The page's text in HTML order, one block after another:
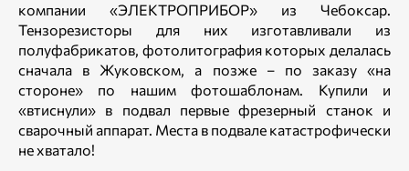
компании «ЭЛЕКТРОПРИБОР» из Чебоксар.
Тензорезисторы для них изготавливали из
полуфабрикатов, фотолитография которых делалась
сначала в Жуковском, а позже – по заказу «на
стороне» по нашим фотошаблонам. Купили и
«втиснули» в подвал первые фрезерный станок и
сварочный аппарат. Места в подвале катастрофически
не хватало!